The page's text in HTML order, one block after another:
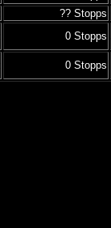
?? Stopps
0 Stopps
0 Stopps